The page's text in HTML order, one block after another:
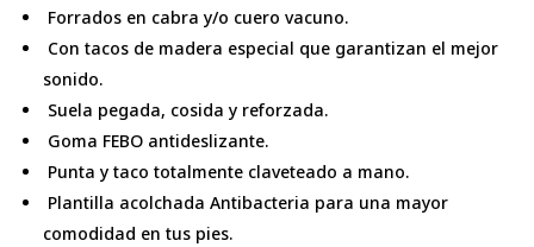
Forrados en cabra y/o cuero vacuno.
Con tacos de madera especial que garantizan el mejor
sonido.
Suela pegada, cosida y reforzada.
Goma FEBO antideslizante.
Punta y taco totalmente claveteado a mano.
Plantilla acolchada Antibacteria para una mayor
comodidad en tus pies.